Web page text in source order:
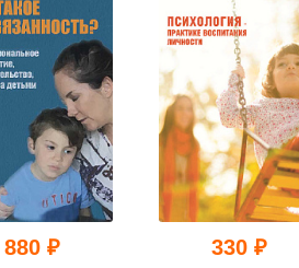
880 ₽ 330 ₽